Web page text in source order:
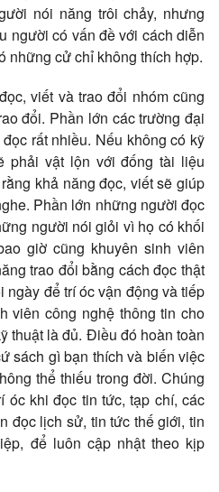
nói năng trôi chảy, nhưng
người có vấn đề với cách diễn
những cử chỉ không thích hợp.
viết và trao đổi nhóm cũng
đổi. Phần lớn các trường đại
rất nhiều. Nếu không có kỹ
phải vật lộn với đống tài liệu
khả năng đọc, viết sẽ giúp
Phần lớn những người đọc
người nói giỏi vì họ có khối
giờ cũng khuyên sinh viên
trao đổi bằng cách đọc thật
ngày để trí óc vận động và tiếp
viên công nghệ thông tin cho
thuật là đủ. Điều đó hoàn toàn
sách gì bạn thích và biến việc
thể thiếu trong đời. Chúng
óc khi đọc tin tức, tạp chí, các
đọc lịch sử, tin tức thế giới, tin
để luôn cập nhật theo kịp